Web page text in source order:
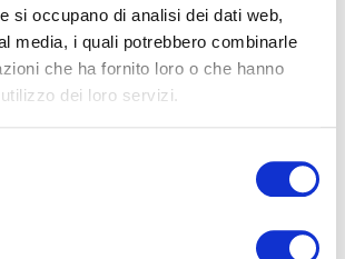
si occupano di analisi dei dati web,
media, i quali potrebbero combinarle
che ha fornito loro o che hanno
dei loro servizi.
De Luca